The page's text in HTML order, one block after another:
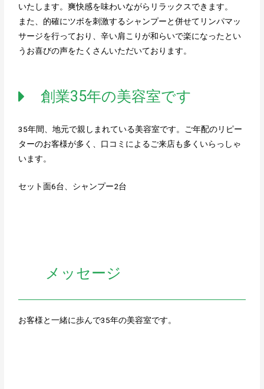
いたします。爽快感を味わいながらリラックスできます。
また、的確にツボを刺激するシャンプーと併せてリンパマッ
サージを行っており、辛い肩こりが和らいで楽になったとい
うお喜びの声をたくさんいただいております。
創業35年の美容室です
35年間、地元で親しまれている美容室です。ご年配のリピー
ターのお客様が多く、口コミによるご来店も多くいらっしゃ
います。
セット面6台、シャンプー2台
メッセージ
お客様と一緒に歩んで35年の美容室です。